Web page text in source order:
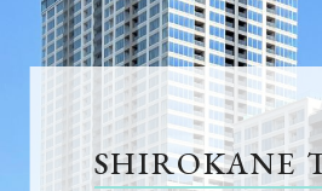
SHIROKANE